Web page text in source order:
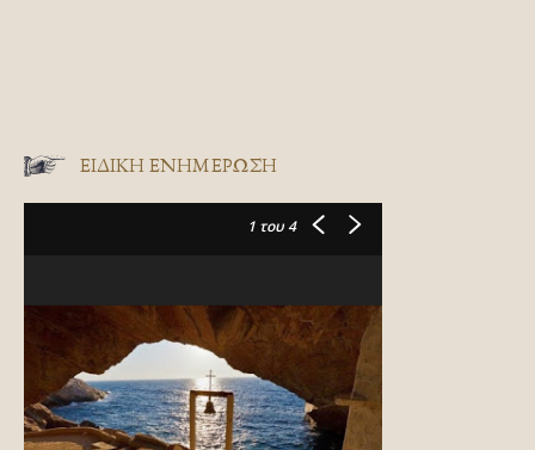
ΕΙΔΙΚΉ ΕΝΗΜΈΡΩΣΗ
1 του 4